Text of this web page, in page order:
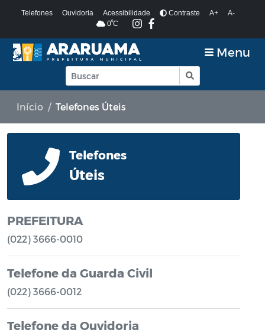
Telefones Ouvidoria Acessibilidade Contraste A+
A-
0ºC
Menu
Início Telefones Úteis
Telefones
Úteis
PREFEITURA
(022) 3666-0010
Telefone da Guarda Civil
(022) 3666-0012
Telefone da Ouvidoria